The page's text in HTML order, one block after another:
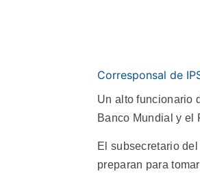
Corresponsal de
Un alto funcionario
Banco Mundial y el
El subsecretario
preparan para